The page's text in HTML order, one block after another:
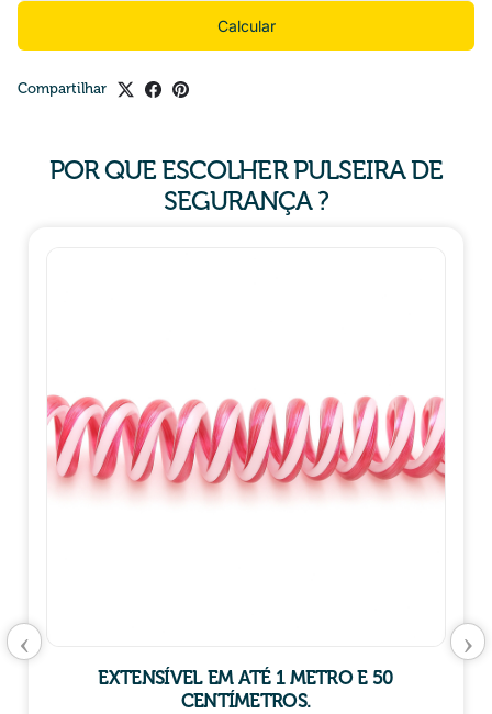
Calcular
Compartilhar
POR QUE ESCOLHER PULSEIRA DE
SEGURANÇA ?
EXTENSÍVEL EM ATÉ 1 METRO E 50
CENTÍMETROS.
‹ ›